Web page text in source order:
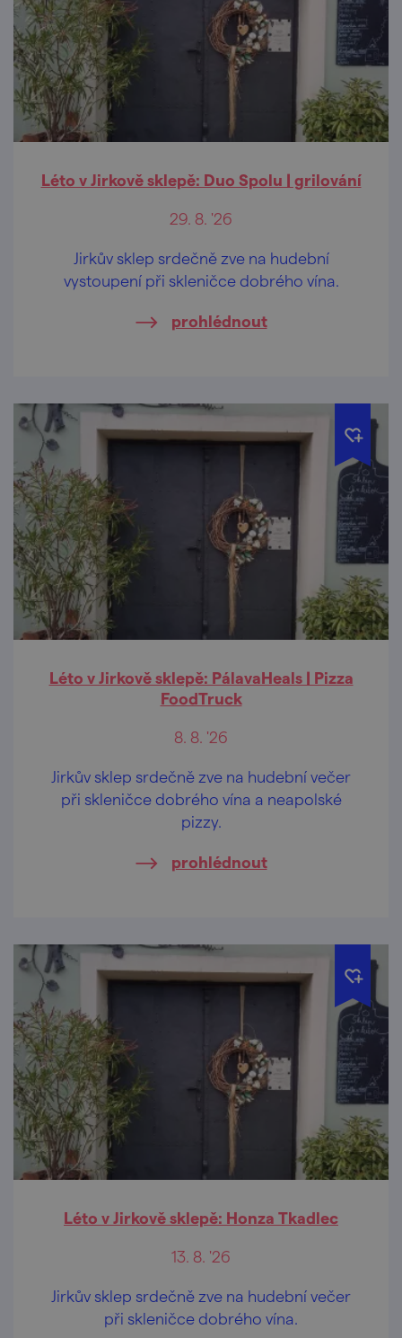
Léto v Jirkově sklepě: Duo Spolu | grilování
29. 8. '26
Jirkův sklep srdečně zve na hudební
vystoupení při skleničce dobrého vína.
prohlédnout
Léto v Jirkově sklepě: PálavaHeals | Pizza
FoodTruck
8. 8. '26
Jirkův sklep srdečně zve na hudební večer
při skleničce dobrého vína a neapolské
pizzy.
prohlédnout
Léto v Jirkově sklepě: Honza Tkadlec
13. 8. '26
Jirkův sklep srdečně zve na hudební večer
při skleničce dobrého vína.